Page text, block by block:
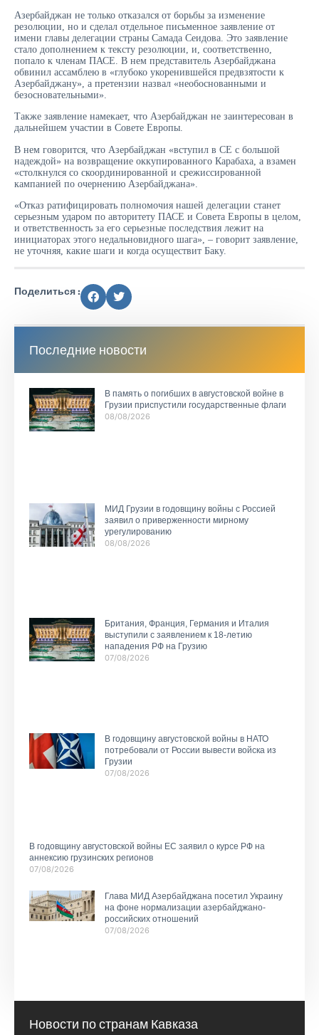
Азербайджан не только отказался от борьбы за изменение
резолюции, но и сделал отдельное письменное заявление от
имени главы делегации страны Самада Сеидова. Это заявление
стало дополнением к тексту резолюции, и, соответственно,
попало к членам ПАСЕ. В нем представитель Азербайджана
обвинил ассамблею в «глубоко укоренившейся предвзятости к
Азербайджану», а претензии назвал «необоснованными и
безосновательными».
Также заявление намекает, что Азербайджан не заинтересован в
дальнейшем участии в Совете Европы.
В нем говорится, что Азербайджан «вступил в СЕ с большой
надеждой» на возвращение оккупированного Карабаха, а взамен
«столкнулся со скоординированной и срежиссированной
кампанией по очернению Азербайджана».
«Отказ ратифицировать полномочия нашей делегации станет
серьезным ударом по авторитету ПАСЕ и Совета Европы в целом,
и ответственность за его серьезные последствия лежит на
инициаторах этого недальновидного шага», – говорит заявление,
не уточняя, какие шаги и когда осуществит Баку.
Поделиться :
Последние новости
В память о погибших в августовской войне в
Грузии приспустили государственные флаги
08/08/2026
МИД Грузии в годовщину войны с Россией
заявил о приверженности мирному
урегулированию
08/08/2026
Британия, Франция, Германия и Италия
выступили с заявлением к 18-летию
нападения РФ на Грузию
07/08/2026
В годовщину августовской войны в НАТО
потребовали от России вывести войска из
Грузии
07/08/2026
В годовщину августовской войны ЕС заявил о курсе РФ на
аннексию грузинских регионов
07/08/2026
Глава МИД Азербайджана посетил Украину
на фоне нормализации азербайджано-
российских отношений
07/08/2026
Новости по странам Кавказа